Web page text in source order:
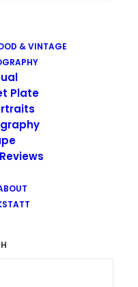
& VINTAGE
Plate
"still"